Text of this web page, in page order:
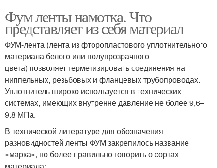
Фум ленты намотка. Что
представляет из себя материал
ФУМ-лента (лента из фторопластового уплотнительного
материала белого или полупрозрачного
цвета) позволяет герметизировать соединения на
ниппельных, резьбовых и фланцевых трубопроводах.
Уплотнитель широко используется в технических
системах, имеющих внутренне давление не более 9,6–
9,8 МПа.
В технической литературе для обозначения
разновидностей ленты ФУМ закрепилось название
«марка», но более правильно говорить о сортах
материала: